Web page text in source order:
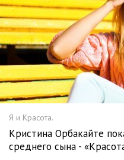
Я и Красота.
Кристина Орбакайте
среднего сына -